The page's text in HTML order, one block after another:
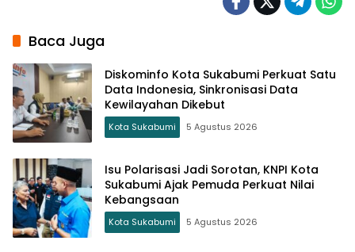
Baca Juga
Diskominfo Kota Sukabumi Perkuat Satu
Data Indonesia, Sinkronisasi Data
Kewilayahan Dikebut
Kota Sukabumi 5 Agustus 2026
Isu Polarisasi Jadi Sorotan, KNPI Kota
Sukabumi Ajak Pemuda Perkuat Nilai
Kebangsaan
Kota Sukabumi 5 Agustus 2026